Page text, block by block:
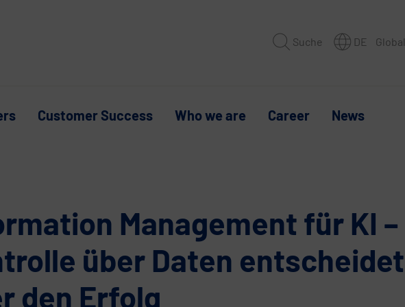
Suche DE Global
Customer Success Who we are Career News
Management für KI –
über Daten entscheidet
den Erfolg